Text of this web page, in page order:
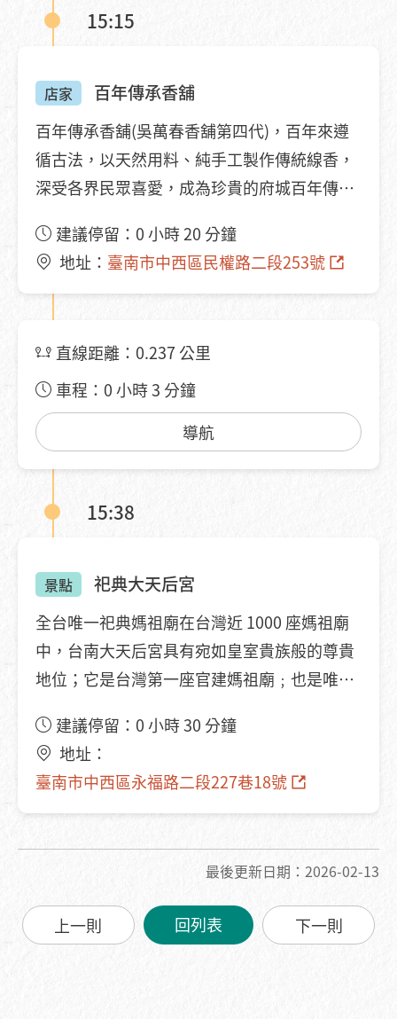
15:15
店家 百年傳承香舖
百年傳承香舖(吳萬春香舖第四代)，百年來遵
循古法，以天然用料、純手工製作傳統線香，
深受各界民眾喜愛，成為珍貴的府城百年傳統
的呈現。提高人們的生活意境，讓生活更美
好！
建議停留：0 小時 20 分鐘
地址： 臺南市中西區民權路二段253號
直線距離：0.237 公里
車程：0 小時 3 分鐘
導航
15:38
景點 祀典大天后宮
全台唯一祀典媽祖廟在台灣近 1000 座媽祖廟
中，台南大天后宮具有宛如皇室貴族般的尊貴
地位；它是台灣第一座官建媽祖廟﹔也是唯一
建議停留：0 小時 30 分鐘
地址：
臺南市中西區永福路二段227巷18號
最後更新日期：2026-02-13
上一則 回列表 下一則